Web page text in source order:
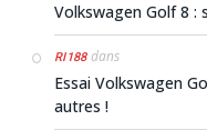
Volkswagen Golf 8 :
RI188dans
Essai Volkswagen
autres !